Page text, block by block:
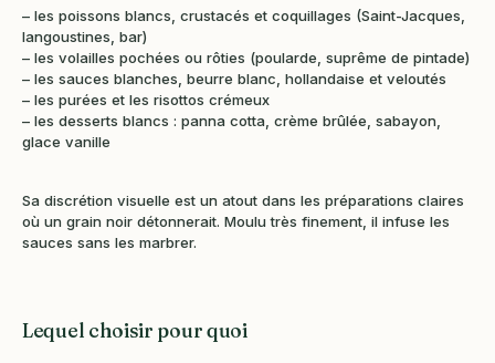
– les poissons blancs, crustacés et coquillages (Saint-Jacques,
langoustines, bar)
– les volailles pochées ou rôties (poularde, suprême de pintade)
– les sauces blanches, beurre blanc, hollandaise et veloutés
– les purées et les risottos crémeux
– les desserts blancs : panna cotta, crème brûlée, sabayon,
glace vanille
Sa discrétion visuelle est un atout dans les préparations claires
où un grain noir détonnerait. Moulu très finement, il infuse les
sauces sans les marbrer.
Lequel choisir pour quoi